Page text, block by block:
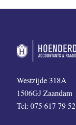
Westzijde 318A
1506GJ Zaandam
Tel: 075 617 79 52